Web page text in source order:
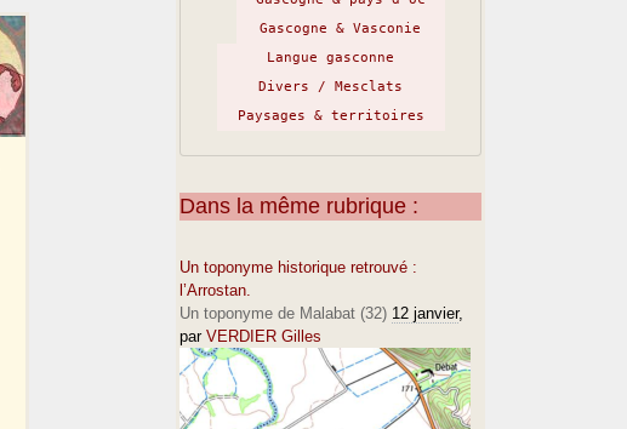
Gascogne & Vasconie
Langue gasconne
Divers / Mesclats
Paysages & territoires
Dans la même rubrique :
Un toponyme historique retrouvé :
l’Arrostan.
Un toponyme de Malabat (32) 12 janvier,
par VERDIER Gilles